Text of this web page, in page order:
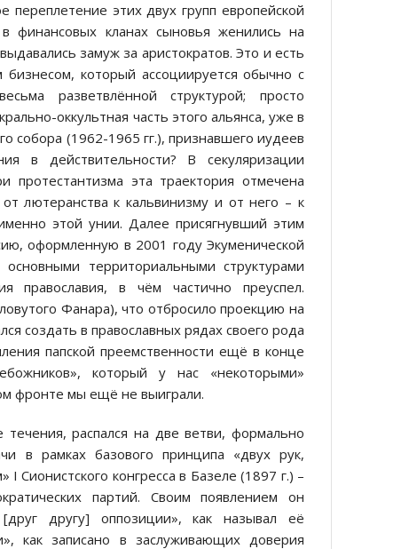
этих двух групп европейской
финансовых кланах сыновья женились на
замуж за аристократов. Это и есть
который ассоциируется обычно с
разветвлённой структурой; просто
оккультная часть этого альянса, уже в
собора (1962-1965 гг.), признавшего иудеев
в действительности? В секуляризации
протестантизма эта траектория отмечена
лютеранства к кальвинизму и от него – к
этой унии. Далее присягнувший этим
оформленную в 2001 году Экуменической
территориальными структурами
православия, в чём частично преуспел.
Фанара), что отбросило проекцию на
создать в православных рядах своего рода
папской преемственности ещё в конце
который у нас «некоторыми»
фронте мы ещё не выиграли.
распался на две ветви, формально
в рамках базового принципа «двух рук,
Сионистского конгресса в Базеле (1897 г.) –
партий. Своим появлением он
другу] оппозиции», как называл её
как записано в заслуживающих доверия